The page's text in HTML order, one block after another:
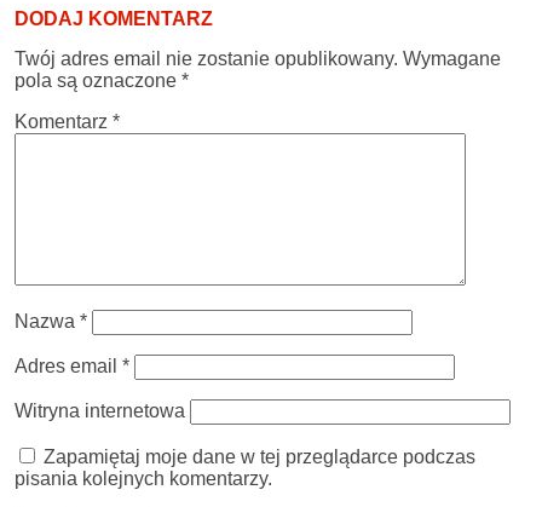
DODAJ KOMENTARZ
Twój adres email nie zostanie opublikowany. Wymagane
pola są oznaczone *
Komentarz *
Nazwa *
Adres email *
Witryna internetowa
Zapamiętaj moje dane w tej przeglądarce podczas
pisania kolejnych komentarzy.